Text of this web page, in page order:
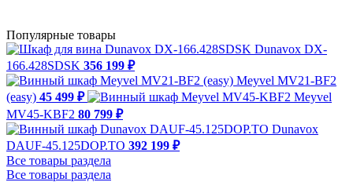
Популярные товары
Dunavox DX-
166.428SDSK 356 199 ₽
Meyvel MV21-BF2
(easy) 45 499 ₽
Meyvel
MV45-KBF2 80 799 ₽
Dunavox
DAUF-45.125DOP.TO 392 199 ₽
Все товары раздела
Все товары раздела